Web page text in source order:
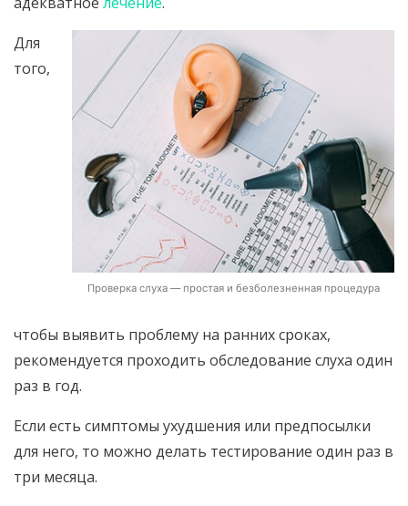
Проверка слуха — простая и безболезненная процедура
Для
того,
чтобы выявить проблему на ранних сроках,
рекомендуется проходить обследование слуха один
раз в год.
Если есть симптомы ухудшения или предпосылки
для него, то можно делать тестирование один раз в
три месяца.